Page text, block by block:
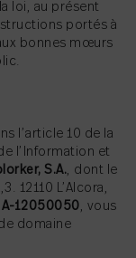
loi, au présent
portés à
bonnes mœurs
l’article 10 de la
l’Information et
S.A., dont le
12110 L’Alcora,
A-12050050, vous
domaine